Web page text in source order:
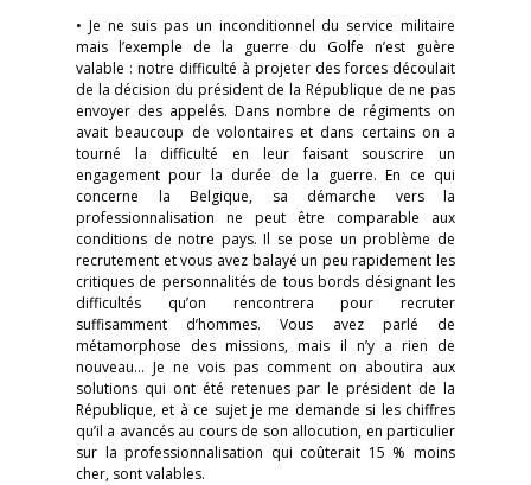
• Je ne suis pas un inconditionnel du service militaire
mais l’exemple de la guerre du Golfe n’est guère
valable : notre difficulté à projeter des forces découlait
de la décision du président de la République de ne pas
envoyer des appelés. Dans nombre de régiments on
avait beaucoup de volontaires et dans certains on a
tourné la difficulté en leur faisant souscrire un
engagement pour la durée de la guerre. En ce qui
concerne la Belgique, sa démarche vers la
professionnalisation ne peut être comparable aux
conditions de notre pays. Il se pose un problème de
recrutement et vous avez balayé un peu rapidement les
critiques de personnalités de tous bords désignant les
difficultés qu’on rencontrera pour recruter
suffisamment d’hommes. Vous avez parlé de
métamorphose des missions, mais il n’y a rien de
nouveau… Je ne vois pas comment on aboutira aux
solutions qui ont été retenues par le président de la
République, et à ce sujet je me demande si les chiffres
qu’il a avancés au cours de son allocution, en particulier
sur la professionnalisation qui coûterait 15 % moins
cher, sont valables.